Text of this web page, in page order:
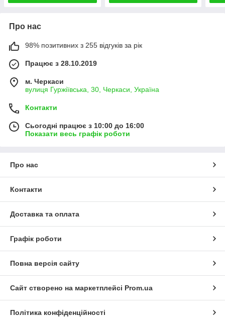
Про нас
98% позитивних з 255 відгуків за рік
Працює з 28.10.2019
м. Черкаси
вулиця Гуржіївська, 30, Черкаси, Україна
Контакти
Сьогодні працює з 10:00 до 16:00
Показати весь графік роботи
Про нас
Контакти
Доставка та оплата
Графік роботи
Повна версія сайту
Сайт створено на маркетплейсі Prom.ua
Політика конфіденційності